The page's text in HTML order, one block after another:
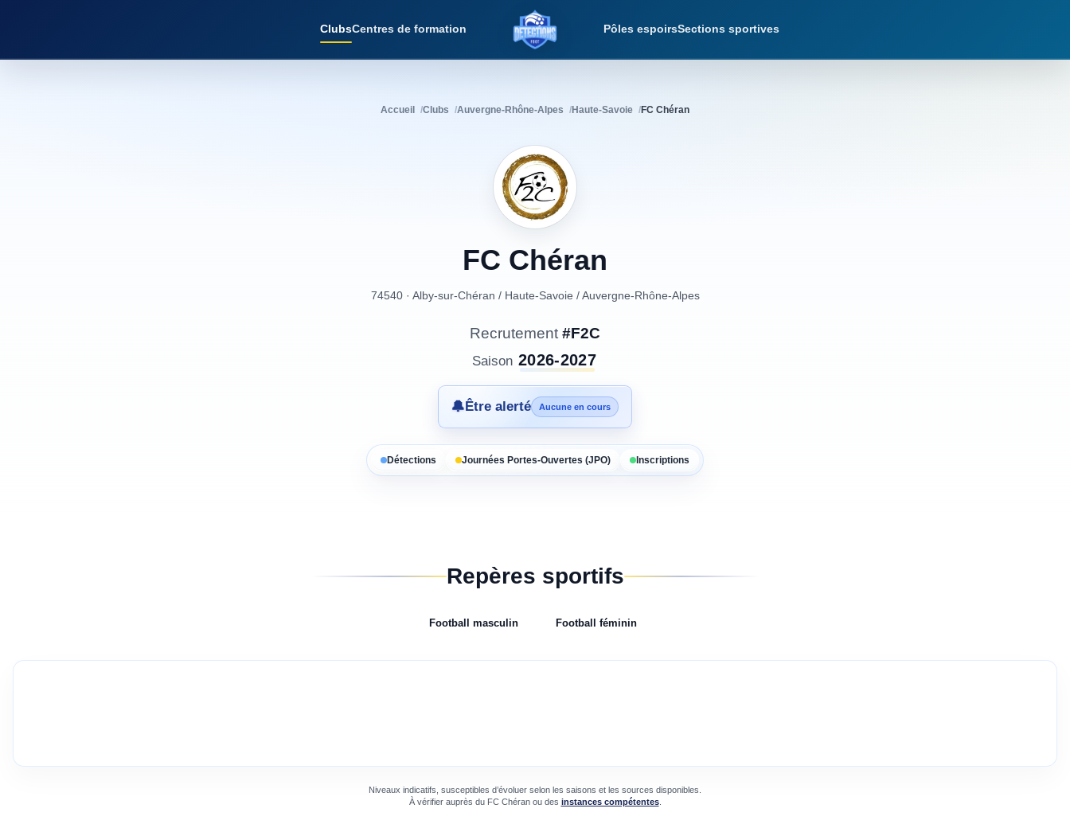
ClubsCentres de formation
Détections Foot
Pôles espoirsSections sportives
Accueil Clubs Auvergne-Rhône-Alpes Haute-Savoie FC Chéran
FC Chéran
74540 · Alby-sur-Chéran / Haute-Savoie /Auvergne-Rhône-Alpes
Recrutement #F2C
Saison 2026-2027
🔔Être alerté Aucune en cours
Détections Journées Portes-Ouvertes (JPO) Inscriptions
Repères sportifs
Football masculin Football féminin
Niveaux indicatifs, susceptibles d’évoluer selon les saisons et les sources disponibles.
À vérifier auprès du FC Chéranou des instances compétentes.